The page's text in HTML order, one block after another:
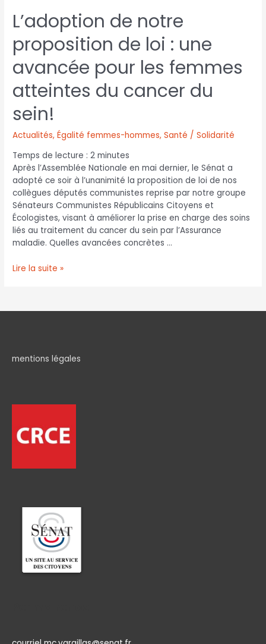
L’adoption de notre
proposition de loi : une
avancée pour les femmes
atteintes du cancer du
sein!
Actualités,Égalité femmes-hommes,Santé / Solidarité
Temps de lecture :2 minutes
Après l’Assemblée Nationale en mai dernier, le Sénat a
adopté ce soir à l’unanimité la proposition de loi de nos
collègues députés communistes reprise par notre groupe
Sénateurs Communistes Républicains Citoyens et
Écologistes, visant à améliorer la prise en charge des soins
liés au traitement du cancer du sein par l’Assurance
maladie. Quelles avancées concrètes …
Lire la suite »
mentions légales